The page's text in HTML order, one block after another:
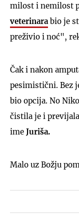
milost i nemilost
veterinara bio je
preživio i noć",
Čak i nakon
pesimistični. Bez
bio opcija. No
čistila je i
ime Juriša.
Malo uz Božju